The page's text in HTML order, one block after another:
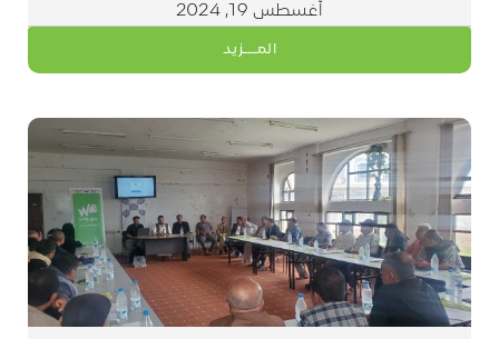
أغسطس 19, 2024
المـــزيد